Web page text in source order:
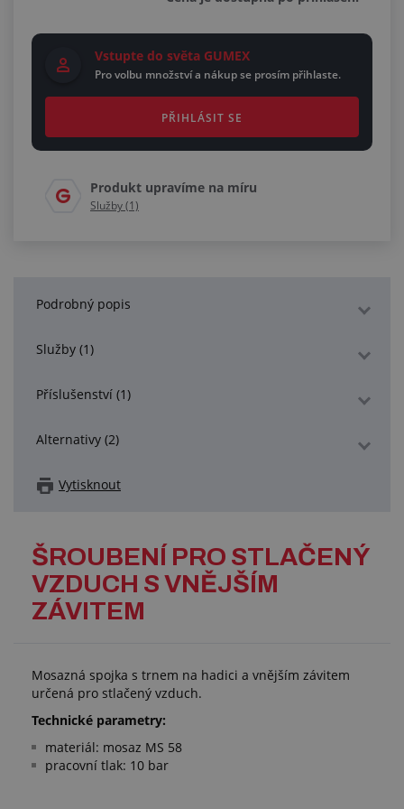
Vstupte do světa GUMEX
Pro volbu množství a nákup se prosím přihlaste.
PŘIHLÁSIT SE
Produkt upravíme na míru
Služby (1)
Podrobný popis
Služby (1)
Příslušenství (1)
Alternativy (2)
Vytisknout
ŠROUBENÍ PRO STLAČENÝ
VZDUCH S VNĚJŠÍM
ZÁVITEM
Mosazná spojka s trnem na hadici a vnějším závitem
určená pro stlačený vzduch.
Technické parametry:
materiál: mosaz MS 58
pracovní tlak: 10 bar